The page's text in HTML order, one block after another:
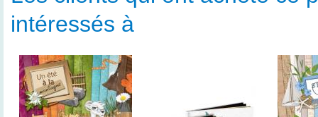
intéressés à